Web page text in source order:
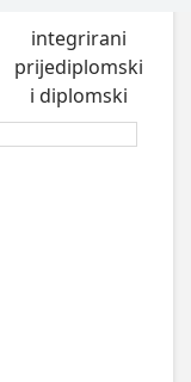
integrirani
prijediplomski
i diplomski